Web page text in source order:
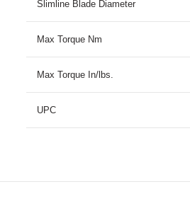
Slimline Blade Diameter
Max Torque Nm
Max Torque In/lbs.
UPC